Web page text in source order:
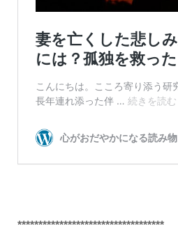
***********************************